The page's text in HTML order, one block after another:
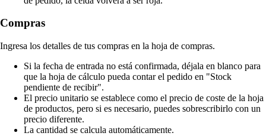
Compras
Ingresa los detalles de tus compras en la hoja de compras.
Si la fecha de entrada no está confirmada, déjala en blanco para
que la hoja de cálculo pueda contar el pedido en "Stock
pendiente de recibir".
El precio unitario se establece como el precio de coste de la hoja
de productos, pero si es necesario, puedes sobrescribirlo con un
precio diferente.
La cantidad se calcula automáticamente.